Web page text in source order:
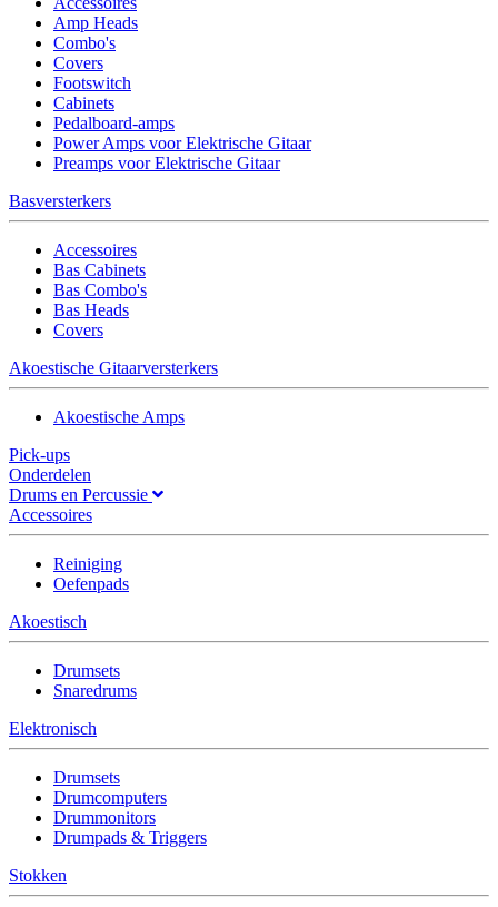
Amp Heads
Combo's
Covers
Footswitch
Cabinets
Pedalboard-amps
Power Amps voor Elektrische Gitaar
Preamps voor Elektrische Gitaar
Basversterkers
Accessoires
Bas Cabinets
Bas Combo's
Bas Heads
Covers
Akoestische Gitaarversterkers
Akoestische Amps
Pick-ups
Onderdelen
Drums en Percussie
Accessoires
Reiniging
Oefenpads
Akoestisch
Drumsets
Snaredrums
Elektronisch
Drumsets
Drumcomputers
Drummonitors
Drumpads & Triggers
Stokken